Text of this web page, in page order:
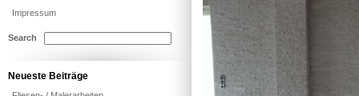
Impressum
Search
Neueste Beiträge